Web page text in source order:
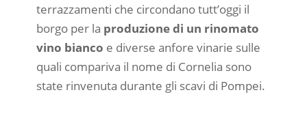
terrazzamenti che circondano tutt’oggi il
borgo per la produzione di un rinomato
vino bianco e diverse anfore vinarie sulle
quali compariva il nome di Cornelia sono
state rinvenuta durante gli scavi di Pompei.